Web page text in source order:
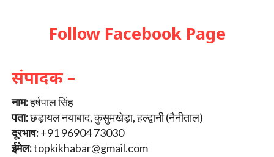
Follow Facebook Page
संपादक –
नाम:हर्षपाल सिंह
पता:छड़ायल नयाबाद, कुसुमखेड़ा, हल्द्वानी (नैनीताल)
दूरभाष:+91 96904 73030
ईमेल:topkikhabar@gmail.com